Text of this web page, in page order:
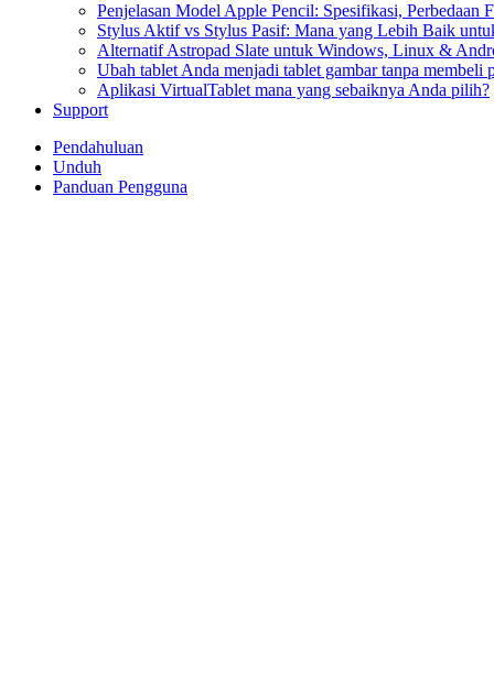
Penjelasan Model Apple Pencil: Spesifikasi, Perbedaan
Stylus Aktif vs Stylus Pasif: Mana yang Lebih Baik
Alternatif Astropad Slate untuk Windows, Linux &
Ubah tablet Anda menjadi tablet gambar tanpa membeli
Aplikasi VirtualTablet mana yang sebaiknya Anda pilih?
Support
Pendahuluan
Unduh
Panduan Pengguna